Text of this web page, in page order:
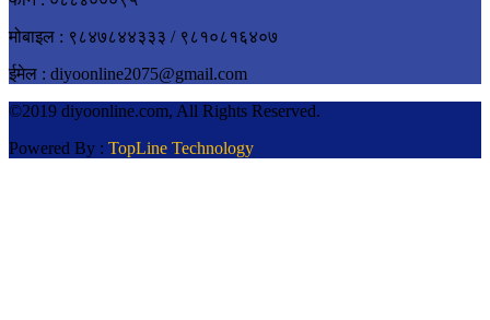
मोबाइल : ९८४७८४४३३३ / ९८१०८१६४०७
ईमेल : diyoonline2075@gmail.com
©2019 diyoonline.com, All Rights Reserved.
Powered By : TopLine Technology